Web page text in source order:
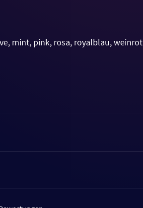
mint, pink, rosa, royalblau, weinrot